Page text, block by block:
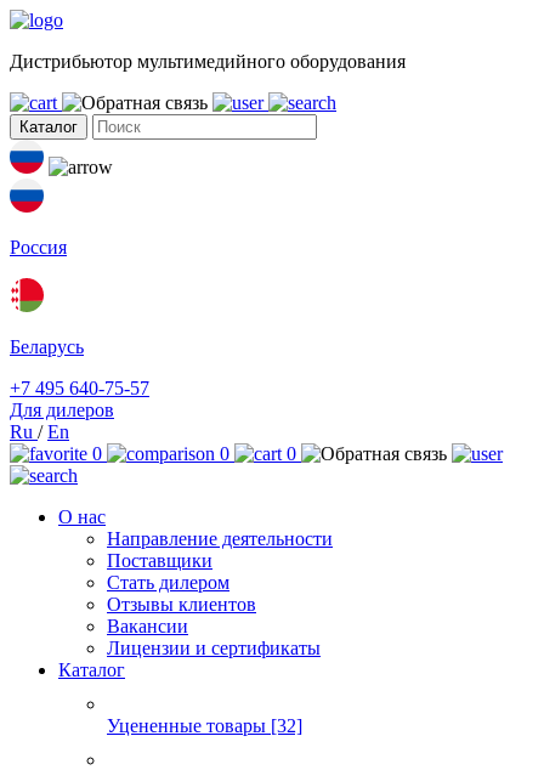
Дистрибьютор мультимедийного оборудования
Каталог
Россия
Беларусь
+7 495 640-75-57
Для дилеров
Ru /En
0
0 0
О нас
Направление деятельности
Поставщики
Стать дилером
Отзывы клиентов
Вакансии
Лицензии и сертификаты
Каталог
Уцененные товары [32]